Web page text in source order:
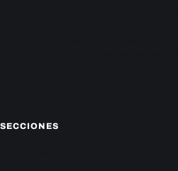
SECCIONES